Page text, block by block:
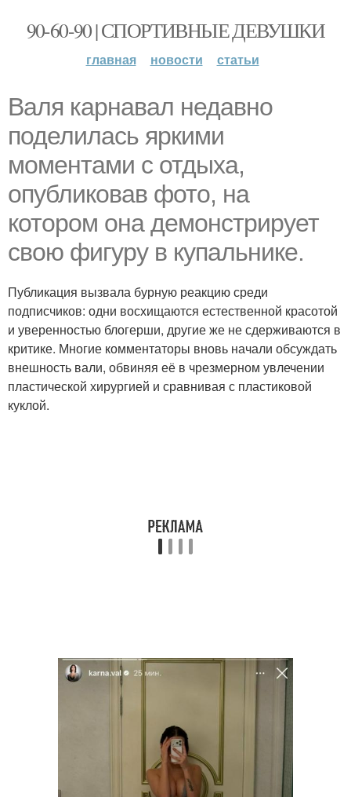
90-60-90 | СПОРТИВНЫЕ ДЕВУШКИ
главная новости статьи
Валя карнавал недавно
поделилась яркими
моментами с отдыха,
опубликовав фото, на
котором она демонстрирует
свою фигуру в купальнике.
Публикация вызвала бурную реакцию среди
подписчиков: одни восхищаются естественной красотой
и уверенностью блогерши, другие же не сдерживаются в
критике. Многие комментаторы вновь начали обсуждать
внешность вали, обвиняя её в чрезмерном увлечении
пластической хирургией и сравнивая с пластиковой
куклой.